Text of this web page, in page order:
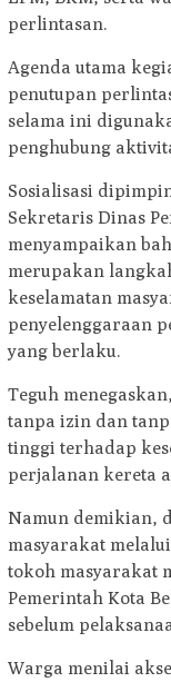
perlintasan.
Agenda utama
penutupan
selama ini
penghubung
Sosialisasi
Sekretaris Dinas
menyampaikan
merupakan
keselamatan
penyelenggaraan
yang berlaku.
Teguh
tanpa izin dan
tinggi terhadap
perjalanan kereta
Namun demikian,
masyarakat
tokoh masyarakat
Pemerintah Kota
sebelum
Warga menilai